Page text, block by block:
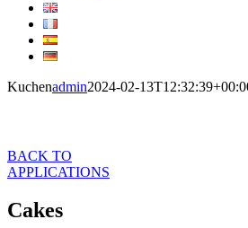
Kuchenadmin2024-02-
BACK TO
APPLICATIONS
Cakes